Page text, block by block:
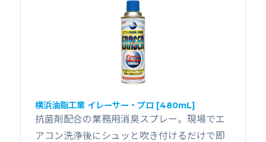
横浜油脂工業 イレーサー・プロ [480mL]
抗菌剤配合の業務用消臭スプレー。現場でエ
アコン洗浄後にシュッと吹き付けるだけで即